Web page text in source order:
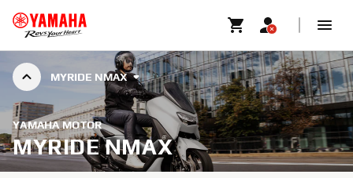
MYRIDE NMAX
YAMAHA MOTOR
MYRIDE NMAX